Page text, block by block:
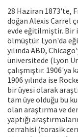
28 Haziran 1873'te,
doğan Alexis Carrel
evde eğitilmiştir. Bir
ölmüştür. Lyon'da
yılında ABD,
üniversitede (Lyon
çalışmıştır. 1906'ya
1906 yılında ise
bir üyesi olarak
tam üye olduğu bu
olan araştırma ve
yaptığı
cerrahisi (torasik